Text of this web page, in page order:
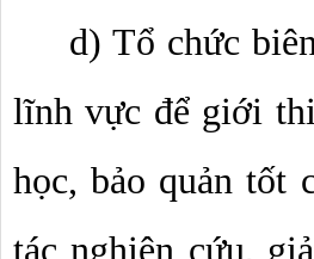
d) Tổ chức
lĩnh vực để giới
học, bảo quản tốt
tác nghiên cứu,